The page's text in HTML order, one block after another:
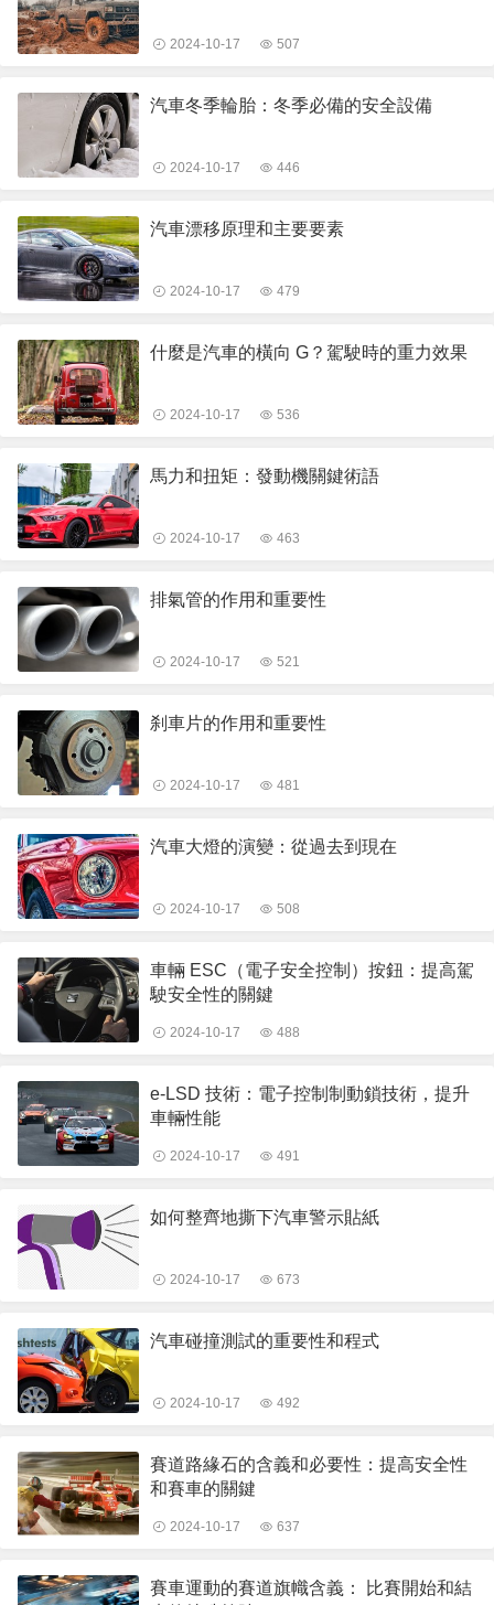
2024-10-17 507
汽車冬季輪胎：冬季必備的安全設備
2024-10-17 446
汽車漂移原理和主要要素
2024-10-17 479
什麼是汽車的橫向 G？駕駛時的重力效果
2024-10-17 536
馬力和扭矩：發動機關鍵術語
2024-10-17 463
排氣管的作用和重要性
2024-10-17 521
刹車片的作用和重要性
2024-10-17 481
汽車大燈的演變：從過去到現在
2024-10-17 508
車輛 ESC（電子安全控制）按鈕：提高駕
駛安全性的關鍵
2024-10-17 488
e-LSD 技術：電子控制制動鎖技術，提升
車輛性能
2024-10-17 491
如何整齊地撕下汽車警示貼紙
2024-10-17 673
汽車碰撞測試的重要性和程式
2024-10-17 492
賽道路緣石的含義和必要性：提高安全性
和賽車的關鍵
2024-10-17 637
賽車運動的賽道旗幟含義： 比賽開始和結